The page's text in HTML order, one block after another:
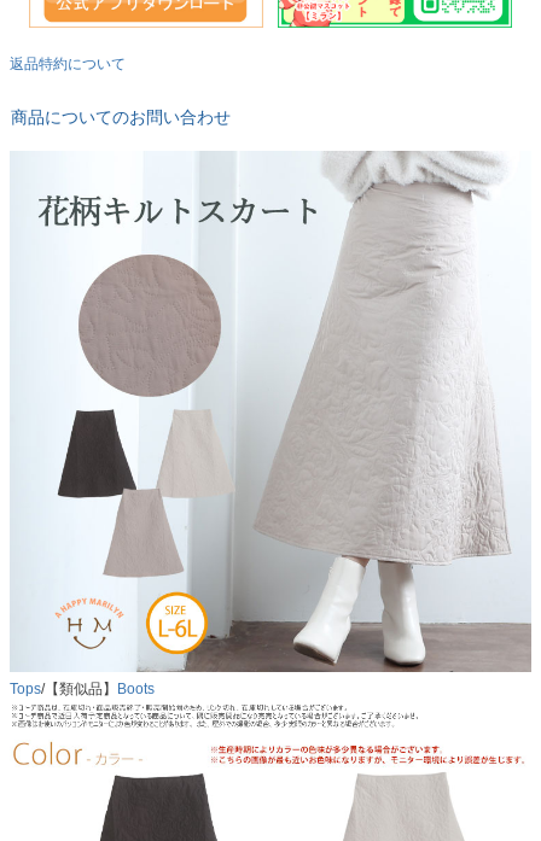
返品特約について
商品についてのお問い合わせ
Tops/【類似品】 Boots